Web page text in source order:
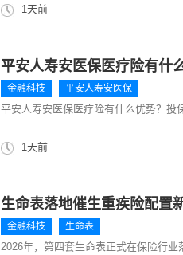
1天前
平安人寿安医保医疗险有什
金融科技 平安人寿安医保
平安人寿安医保医疗险有什么优势？投
1天前
生命表落地催生重疾险配置
金融科技 生命表
2026年，第四套生命表正式在保险行